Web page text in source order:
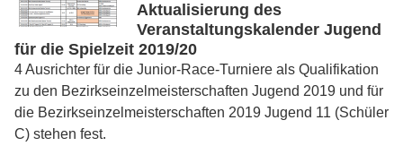
Aktualisierung des
Veranstaltungskalender Jugend
für die Spielzeit 2019/20
4 Ausrichter für die Junior-Race-Turniere als Qualifikation
zu den Bezirkseinzelmeisterschaften Jugend 2019 und für
die Bezirkseinzelmeisterschaften 2019 Jugend 11 (Schüler
C) stehen fest.